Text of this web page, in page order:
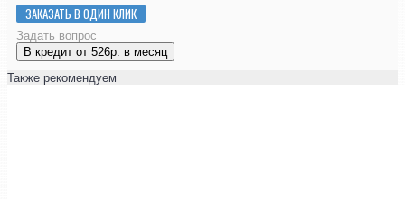
ЗАКАЗАТЬ В ОДИН КЛИК
Задать вопрос
В кредит от 526р. в месяц
Также рекомендуем